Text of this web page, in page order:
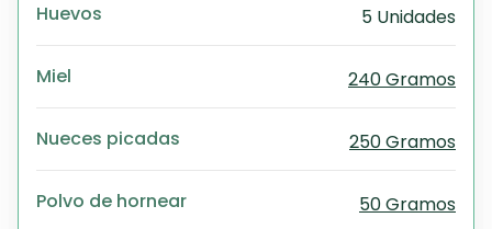
Huevos 5 Unidades
Miel 240 Gramos
Nueces picadas 250 Gramos
Polvo de hornear 50 Gramos